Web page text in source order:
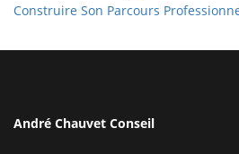
Construire Son Parcours
André Chauvet Conseil